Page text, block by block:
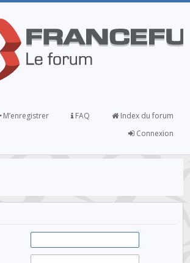
Index du forum
FAQ
M’enregistrer
Connexion